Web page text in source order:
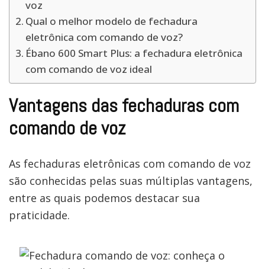
voz
Qual o melhor modelo de fechadura
eletrônica com comando de voz?
Ébano 600 Smart Plus: a fechadura eletrônica
com comando de voz ideal
Vantagens das fechaduras com
comando de voz
As fechaduras eletrônicas com comando de voz
são conhecidas pelas suas múltiplas vantagens,
entre as quais podemos destacar sua
praticidade.